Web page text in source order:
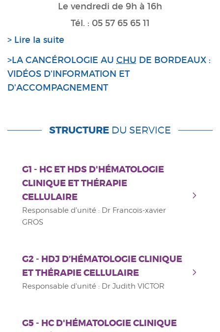
Le vendredi de 9h à 16h
Tél. : 05 57 65 65 11
> Lire la suite
>LA CANCÉROLOGIE AU CHU DE BORDEAUX :
VIDÉOS D'INFORMATION ET
D'ACCOMPAGNEMENT
STRUCTURE DU SERVICE
G1 - HC ET HDS D'HÉMATOLOGIE
CLINIQUE ET THÉRAPIE
CELLULAIRE
Responsable d'unité : Dr Francois-xavier
GROS
G2 - HDJ D’HÉMATOLOGIE CLINIQUE
ET THÉRAPIE CELLULAIRE
Responsable d'unité : Dr Judith VICTOR
G5 - HC D'HÉMATOLOGIE CLINIQUE